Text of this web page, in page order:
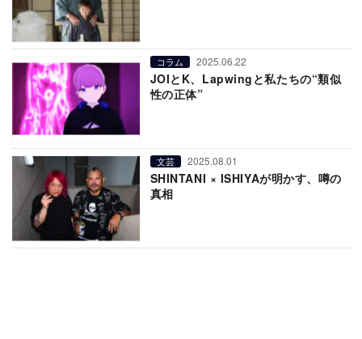
コラム 2025.06.22
JOIとK、Lapwingと私たちの“類似
性の正体”
文芸 2025.08.01
SHINTANI × ISHIYAが明かす、噂の
真相